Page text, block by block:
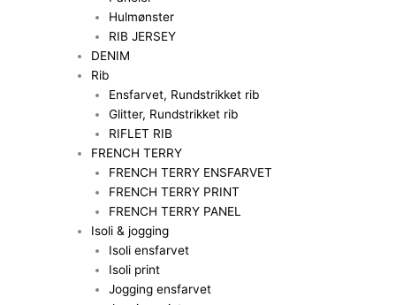
Hulmønster
RIB JERSEY
DENIM
Rib
Ensfarvet, Rundstrikket rib
Glitter, Rundstrikket rib
RIFLET RIB
FRENCH TERRY
FRENCH TERRY ENSFARVET
FRENCH TERRY PRINT
FRENCH TERRY PANEL
Isoli & jogging
Isoli ensfarvet
Isoli print
Jogging ensfarvet